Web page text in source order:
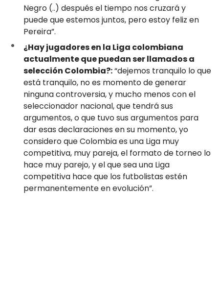
Negro (..) después el tiempo nos cruzará y
puede que estemos juntos, pero estoy feliz en
Pereira”.
¿Hay jugadores en la Liga colombiana
actualmente que puedan ser llamados a
selección Colombia?:“dejemos tranquilo lo que
está tranquilo, no es momento de generar
ninguna controversia, y mucho menos con el
seleccionador nacional, que tendrá sus
argumentos, o que tuvo sus argumentos para
dar esas declaraciones en su momento, yo
considero que Colombia es una Liga muy
competitiva, muy pareja, el formato de torneo lo
hace muy parejo, y el que sea una Liga
competitiva hace que los futbolistas estén
permanentemente en evolución”.